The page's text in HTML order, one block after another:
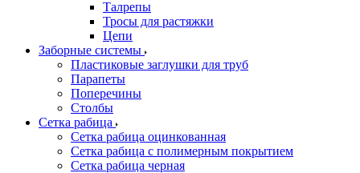
Талрепы
Тросы для растяжки
Цепи
Заборные системы
Пластиковые заглушки для труб
Парапеты
Поперечины
Столбы
Сетка рабица
Сетка рабица оцинкованная
Сетка рабица с полимерным покрытием
Сетка рабица черная